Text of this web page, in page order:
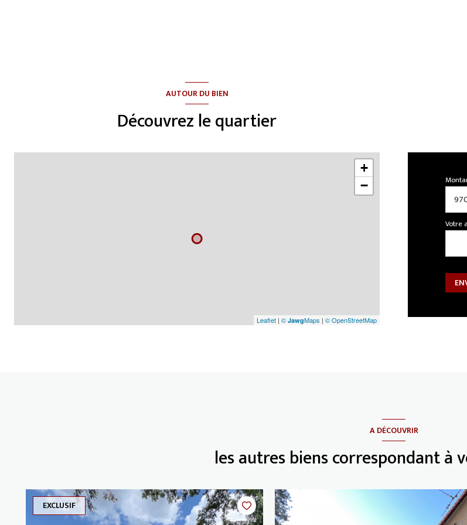
AUTOUR DU BIEN
Découvrez le quartier
+
−
Leaflet | © JawgMaps | © OpenStreetMap
Votre
A DÉCOUVRIR
les autres biens correspondant à
EXCLUSIF